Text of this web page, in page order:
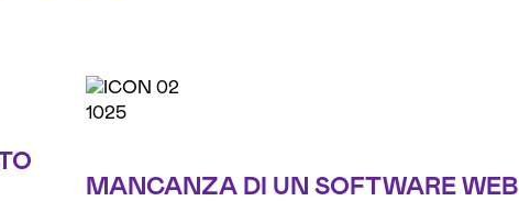
MANCANZA DI UN SOFTWARE WEB